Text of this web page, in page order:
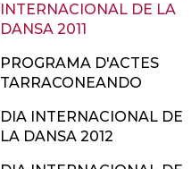
INTERNACIONAL DE LA
DANSA 2011
PROGRAMA D'ACTES
TARRACONEANDO
DIA INTERNACIONAL DE
LA DANSA 2012